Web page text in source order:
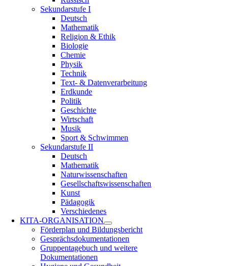
Sekundarstufe I
Deutsch
Mathematik
Religion & Ethik
Biologie
Chemie
Physik
Technik
Text- & Datenverarbeitung
Erdkunde
Politik
Geschichte
Wirtschaft
Musik
Sport & Schwimmen
Sekundarstufe II
Deutsch
Mathematik
Naturwissenschaften
Gesellschaftswissenschaften
Kunst
Pädagogik
Verschiedenes
KITA-ORGANISATION
Förderplan und Bildungsbericht
Gesprächsdokumentationen
Gruppentagebuch und weitere
Dokumentationen